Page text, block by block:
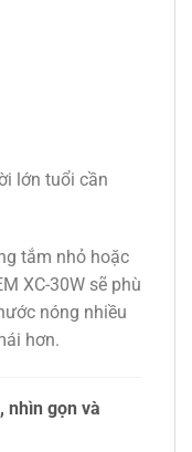
lớn tuổi cần
tắm nhỏ hoặc
XC-30W sẽ phù
nóng nhiều
hơn.
nhìn gọn và